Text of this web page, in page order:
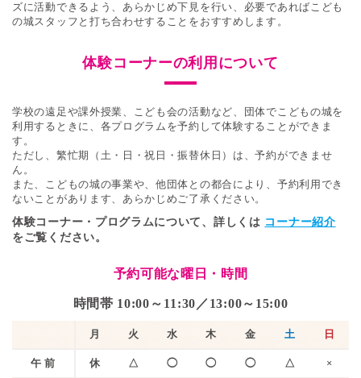
ズに活動できるよう、あらかじめ下見を行い、必要であればこども
の城スタッフと打ち合わせすることをおすすめします。
体験コーナーの利用について
学校の遠足や課外授業、こども会の活動など、団体でこどもの城を
利用するときに、各プログラムを予約して体験することができま
す。
ただし、繁忙期（土・日・祝日・振替休日）は、予約ができませ
ん。
また、こどもの城の事業や、他団体との都合により、予約利用でき
ないことがあります、あらかじめご了承ください。
体験コーナー・プログラムについて、詳しくは コーナー紹介
をご覧ください。
予約可能な曜日・時間
時間帯 10:00～11:30／13:00～15:00
月 火 水 木 金 土 日
午 前 休 △ ◯ ◯ ◯ △ ×